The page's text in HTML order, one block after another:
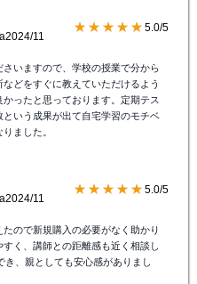
2024/11
★★★★★ 5.0/5
いますので、学校の授業で分から
どをすぐに教えていただけるよう
ったと思っております。定期テス
という成果が出て自宅学習のモチベ
ました。
2024/11
★★★★★ 5.0/5
ので新規購入の必要がなく助かり
く、講師との距離感も近く相談し
、親としても安心感がありまし